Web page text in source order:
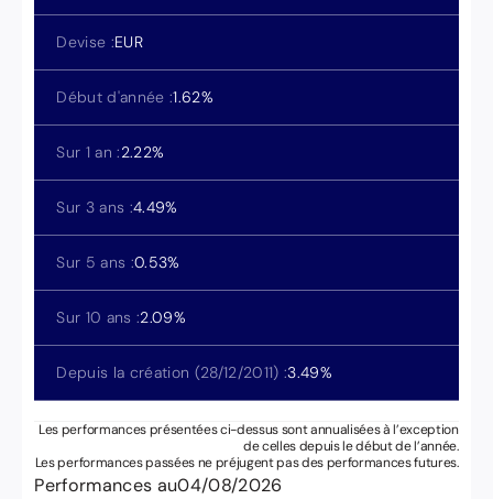
Devise :EUR
Début d'année :1.62%
Sur 1 an :2.22%
Sur 3 ans :4.49%
Sur 5 ans :0.53%
Sur 10 ans :2.09%
Depuis la création (28/12/2011) :3.49%
Les performances présentées ci-dessus sont annualisées à l’exception
de celles depuis le début de l’année.
Les performances passées ne préjugent pas des performances futures.
Performances au04/08/2026